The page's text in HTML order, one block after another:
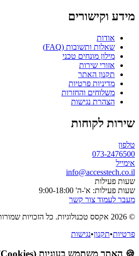
מידע וקישורים
אודות
שאלות ותשובות (FAQ)
מילון מונחים טכני
אזורי שירות
תקנון האתר
מדיניות פרטיות
משלוחים והחזרות
הצהרת נגישות
שירות לקוחות
טלפון
073-2476500
אימייל
info@accesstech.co.il
שעות פעילות
שעות פעילות: א'-ה' 9:00-18:00
מעבר לעמוד צור קשר
© 2026 אקסס טכנולוגיות. כל הזכויות שמורות.
פרטיות•תקנון•נגישות
🍪 האתר משתמש בעוגיות (Cookies)